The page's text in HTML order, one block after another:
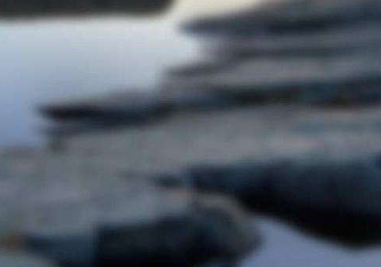
gouvernement